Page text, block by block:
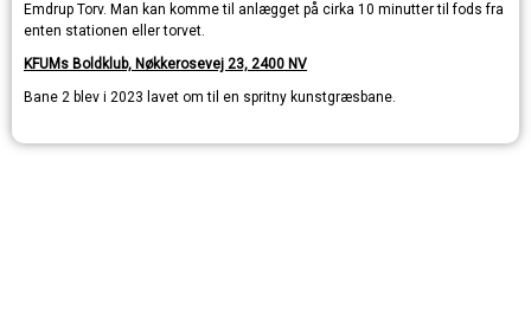
Emdrup Torv. Man kan komme til anlægget på cirka 10 minutter til fods fra
enten stationen eller torvet.
KFUMs Boldklub, Nøkkerosevej 23, 2400 NV
Bane 2 blev i 2023 lavet om til en spritny kunstgræsbane.